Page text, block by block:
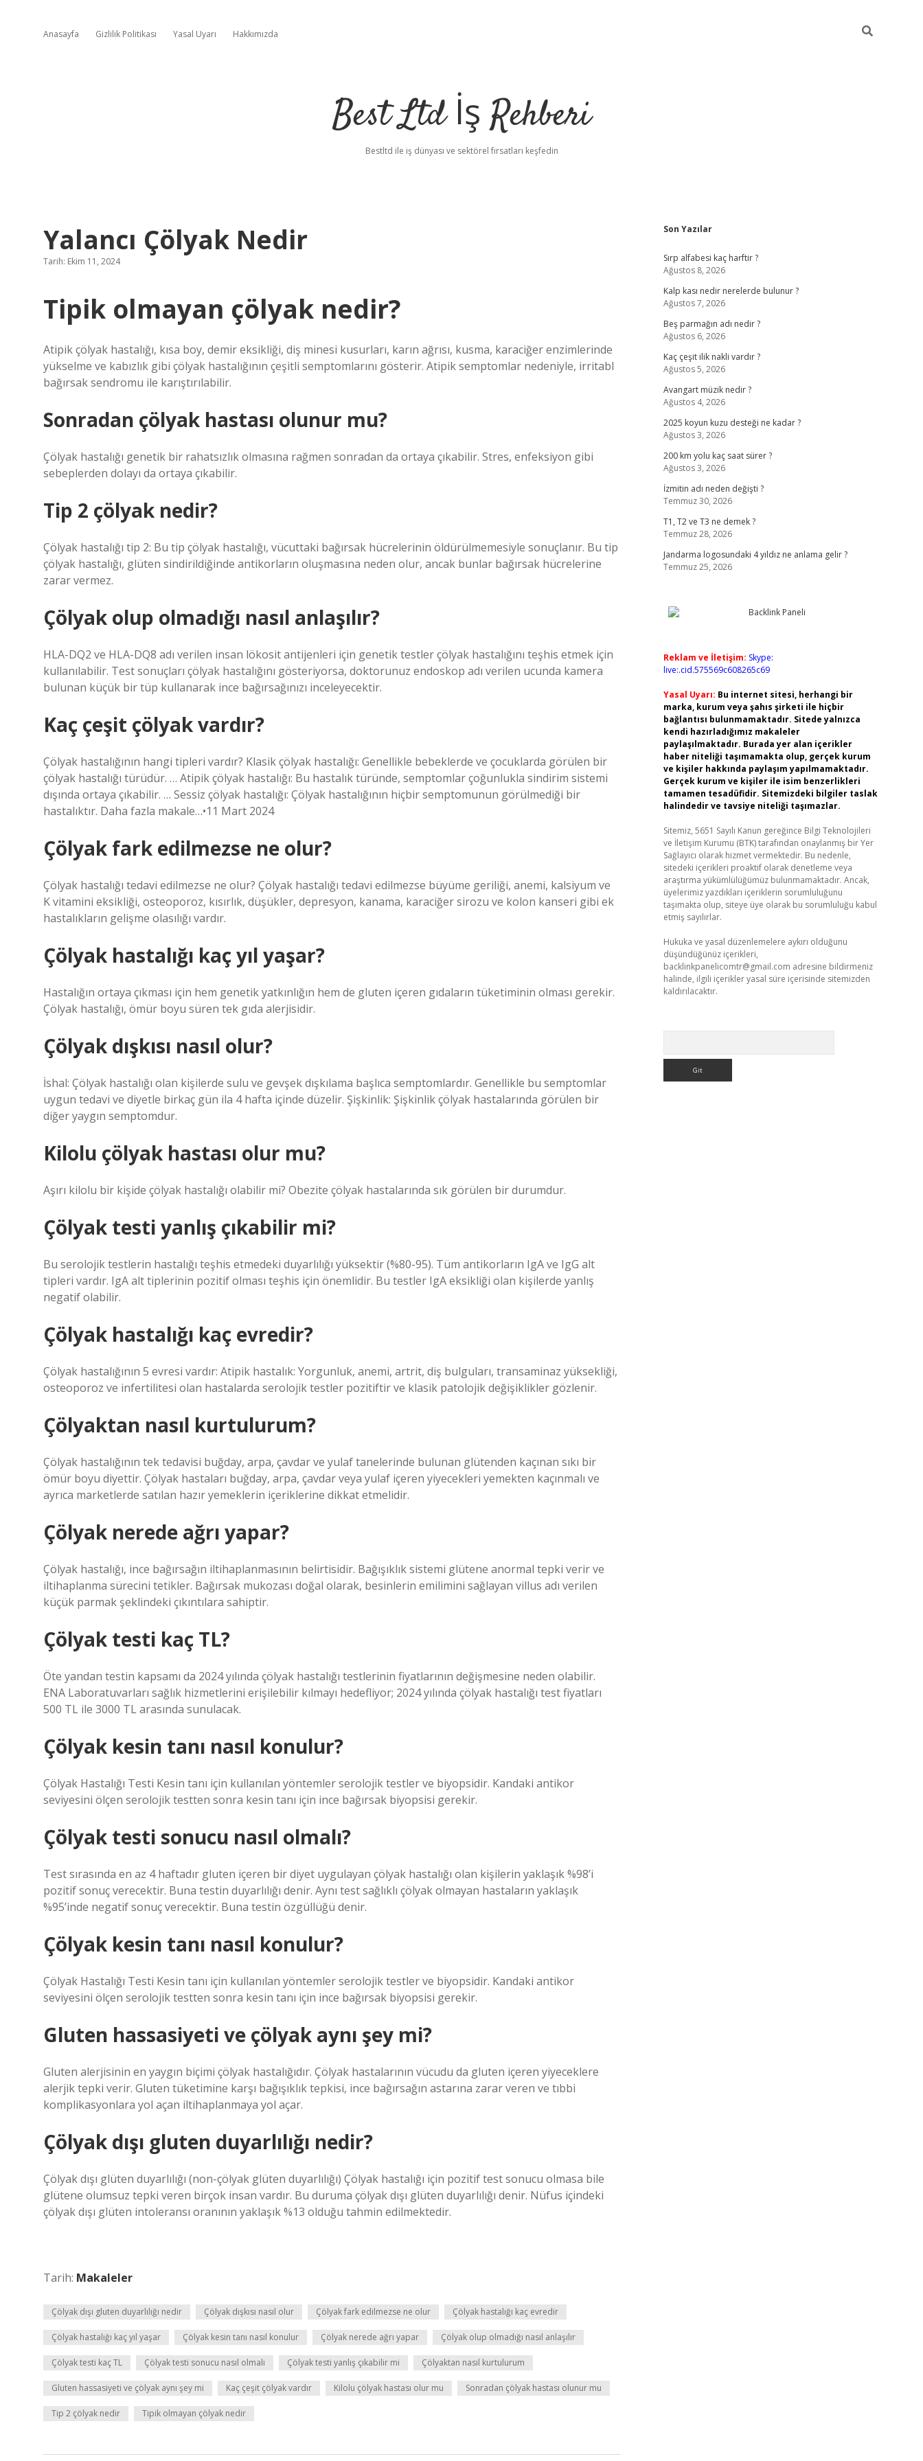
Anasayfa Gizlilik Politikası Yasal Uyarı Hakkımızda
Best Ltd İş Rehberi
Bestltd ile iş dünyası ve sektörel fırsatları keşfedin
Yalancı Çölyak Nedir
Tarih: Ekim 11, 2024
Tipik olmayan çölyak nedir?
Atipik çölyak hastalığı, kısa boy, demir eksikliği, diş minesi kusurları, karın ağrısı, kusma, karaciğer enzimlerinde
yükselme ve kabızlık gibi çölyak hastalığının çeşitli semptomlarını gösterir. Atipik semptomlar nedeniyle, irritabl
bağırsak sendromu ile karıştırılabilir.
Sonradan çölyak hastası olunur mu?
Çölyak hastalığı genetik bir rahatsızlık olmasına rağmen sonradan da ortaya çıkabilir. Stres, enfeksiyon gibi
sebeplerden dolayı da ortaya çıkabilir.
Tip 2 çölyak nedir?
Çölyak hastalığı tip 2: Bu tip çölyak hastalığı, vücuttaki bağırsak hücrelerinin öldürülmemesiyle sonuçlanır. Bu tip
çölyak hastalığı, glüten sindirildiğinde antikorların oluşmasına neden olur, ancak bunlar bağırsak hücrelerine
zarar vermez.
Çölyak olup olmadığı nasıl anlaşılır?
HLA-DQ2 ve HLA-DQ8 adı verilen insan lökosit antijenleri için genetik testler çölyak hastalığını teşhis etmek için
kullanılabilir. Test sonuçları çölyak hastalığını gösteriyorsa, doktorunuz endoskop adı verilen ucunda kamera
bulunan küçük bir tüp kullanarak ince bağırsağınızı inceleyecektir.
Kaç çeşit çölyak vardır?
Çölyak hastalığının hangi tipleri vardır? Klasik çölyak hastalığı: Genellikle bebeklerde ve çocuklarda görülen bir
çölyak hastalığı türüdür. … Atipik çölyak hastalığı: Bu hastalık türünde, semptomlar çoğunlukla sindirim sistemi
dışında ortaya çıkabilir. … Sessiz çölyak hastalığı: Çölyak hastalığının hiçbir semptomunun görülmediği bir
hastalıktır. Daha fazla makale…•11 Mart 2024
Çölyak fark edilmezse ne olur?
Çölyak hastalığı tedavi edilmezse ne olur? Çölyak hastalığı tedavi edilmezse büyüme geriliği, anemi, kalsiyum ve
K vitamini eksikliği, osteoporoz, kısırlık, düşükler, depresyon, kanama, karaciğer sirozu ve kolon kanseri gibi ek
hastalıkların gelişme olasılığı vardır.
Çölyak hastalığı kaç yıl yaşar?
Hastalığın ortaya çıkması için hem genetik yatkınlığın hem de gluten içeren gıdaların tüketiminin olması gerekir.
Çölyak hastalığı, ömür boyu süren tek gıda alerjisidir.
Çölyak dışkısı nasıl olur?
İshal: Çölyak hastalığı olan kişilerde sulu ve gevşek dışkılama başlıca semptomlardır. Genellikle bu semptomlar
uygun tedavi ve diyetle birkaç gün ila 4 hafta içinde düzelir. Şişkinlik: Şişkinlik çölyak hastalarında görülen bir
diğer yaygın semptomdur.
Kilolu çölyak hastası olur mu?
Aşırı kilolu bir kişide çölyak hastalığı olabilir mi? Obezite çölyak hastalarında sık görülen bir durumdur.
Çölyak testi yanlış çıkabilir mi?
Bu serolojik testlerin hastalığı teşhis etmedeki duyarlılığı yüksektir (%80-95). Tüm antikorların IgA ve IgG alt
tipleri vardır. IgA alt tiplerinin pozitif olması teşhis için önemlidir. Bu testler IgA eksikliği olan kişilerde yanlış
negatif olabilir.
Çölyak hastalığı kaç evredir?
Çölyak hastalığının 5 evresi vardır: Atipik hastalık: Yorgunluk, anemi, artrit, diş bulguları, transaminaz yüksekliği,
osteoporoz ve infertilitesi olan hastalarda serolojik testler pozitiftir ve klasik patolojik değişiklikler gözlenir.
Çölyaktan nasıl kurtulurum?
Çölyak hastalığının tek tedavisi buğday, arpa, çavdar ve yulaf tanelerinde bulunan glütenden kaçınan sıkı bir
ömür boyu diyettir. Çölyak hastaları buğday, arpa, çavdar veya yulaf içeren yiyecekleri yemekten kaçınmalı ve
ayrıca marketlerde satılan hazır yemeklerin içeriklerine dikkat etmelidir.
Çölyak nerede ağrı yapar?
Çölyak hastalığı, ince bağırsağın iltihaplanmasının belirtisidir. Bağışıklık sistemi glütene anormal tepki verir ve
iltihaplanma sürecini tetikler. Bağırsak mukozası doğal olarak, besinlerin emilimini sağlayan villus adı verilen
küçük parmak şeklindeki çıkıntılara sahiptir.
Çölyak testi kaç TL?
Öte yandan testin kapsamı da 2024 yılında çölyak hastalığı testlerinin fiyatlarının değişmesine neden olabilir.
ENA Laboratuvarları sağlık hizmetlerini erişilebilir kılmayı hedefliyor; 2024 yılında çölyak hastalığı test fiyatları
500 TL ile 3000 TL arasında sunulacak.
Çölyak kesin tanı nasıl konulur?
Çölyak Hastalığı Testi Kesin tanı için kullanılan yöntemler serolojik testler ve biyopsidir. Kandaki antikor
seviyesini ölçen serolojik testten sonra kesin tanı için ince bağırsak biyopsisi gerekir.
Çölyak testi sonucu nasıl olmalı?
Test sırasında en az 4 haftadır gluten içeren bir diyet uygulayan çölyak hastalığı olan kişilerin yaklaşık %98’i
pozitif sonuç verecektir. Buna testin duyarlılığı denir. Aynı test sağlıklı çölyak olmayan hastaların yaklaşık
%95’inde negatif sonuç verecektir. Buna testin özgüllüğü denir.
Çölyak kesin tanı nasıl konulur?
Çölyak Hastalığı Testi Kesin tanı için kullanılan yöntemler serolojik testler ve biyopsidir. Kandaki antikor
seviyesini ölçen serolojik testten sonra kesin tanı için ince bağırsak biyopsisi gerekir.
Gluten hassasiyeti ve çölyak aynı şey mi?
Gluten alerjisinin en yaygın biçimi çölyak hastalığıdır. Çölyak hastalarının vücudu da gluten içeren yiyeceklere
alerjik tepki verir. Gluten tüketimine karşı bağışıklık tepkisi, ince bağırsağın astarına zarar veren ve tıbbi
komplikasyonlara yol açan iltihaplanmaya yol açar.
Çölyak dışı gluten duyarlılığı nedir?
Çölyak dışı glüten duyarlılığı (non-çölyak glüten duyarlılığı) Çölyak hastalığı için pozitif test sonucu olmasa bile
glütene olumsuz tepki veren birçok insan vardır. Bu duruma çölyak dışı glüten duyarlılığı denir. Nüfus içindeki
çölyak dışı glüten intoleransı oranının yaklaşık %13 olduğu tahmin edilmektedir.
Tarih: Makaleler
Çölyak dışı gluten duyarlılığı nedir Çölyak dışkısı nasıl olur Çölyak fark edilmezse ne olur Çölyak hastalığı kaç evredir
Çölyak hastalığı kaç yıl yaşar Çölyak kesin tanı nasıl konulur Çölyak nerede ağrı yapar Çölyak olup olmadığı nasıl anlaşılır
Çölyak testi kaç TL Çölyak testi sonucu nasıl olmalı Çölyak testi yanlış çıkabilir mi Çölyaktan nasıl kurtulurum
Gluten hassasiyeti ve çölyak aynı şey mi Kaç çeşit çölyak vardır Kilolu çölyak hastası olur mu Sonradan çölyak hastası olunur mu
Tip 2 çölyak nedir Tipik olmayan çölyak nedir
Sidebar
Son Yazılar
Sırp alfabesi kaç harftir ?
Ağustos 8, 2026
Kalp kası nedir nerelerde bulunur ?
Ağustos 7, 2026
Beş parmağın adı nedir ?
Ağustos 6, 2026
Kaç çeşit ilik nakli vardır ?
Ağustos 5, 2026
Avangart müzik nedir ?
Ağustos 4, 2026
2025 koyun kuzu desteği ne kadar ?
Ağustos 3, 2026
200 km yolu kaç saat sürer ?
Ağustos 3, 2026
İzmitin adı neden değişti ?
Temmuz 30, 2026
T1, T2 ve T3 ne demek ?
Temmuz 28, 2026
Jandarma logosundaki 4 yıldız ne anlama gelir ?
Temmuz 25, 2026
Reklam ve İletişim: Skype:
live:.cid.575569c608265c69
Yasal Uyarı: Bu internet sitesi, herhangi bir
marka, kurum veya şahıs şirketi ile hiçbir
bağlantısı bulunmamaktadır. Sitede yalnızca
kendi hazırladığımız makaleler
paylaşılmaktadır. Burada yer alan içerikler
haber niteliği taşımamakta olup, gerçek kurum
ve kişiler hakkında paylaşım yapılmamaktadır.
Gerçek kurum ve kişiler ile isim benzerlikleri
tamamen tesadüfidir. Sitemizdeki bilgiler taslak
halindedir ve tavsiye niteliği taşımazlar.
Sitemiz, 5651 Sayılı Kanun gereğince Bilgi Teknolojileri
ve İletişim Kurumu (BTK) tarafından onaylanmış bir Yer
Sağlayıcı olarak hizmet vermektedir. Bu nedenle,
sitedeki içerikleri proaktif olarak denetleme veya
araştırma yükümlülüğümüz bulunmamaktadır. Ancak,
üyelerimiz yazdıkları içeriklerin sorumluluğunu
taşımakta olup, siteye üye olarak bu sorumluluğu kabul
etmiş sayılırlar.
Hukuka ve yasal düzenlemelere aykırı olduğunu
düşündüğünüz içerikleri,
backlinkpanelicomtr@gmail.com adresine bildirmeniz
halinde, ilgili içerikler yasal süre içerisinde sitemizden
kaldırılacaktır.